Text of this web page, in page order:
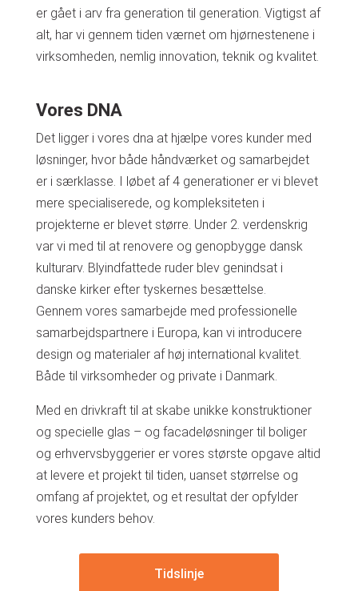
er gået i arv fra generation til generation. Vigtigst af
alt, har vi gennem tiden værnet om hjørnestenene i
virksomheden, nemlig innovation, teknik og kvalitet.
Vores DNA
Det ligger i vores dna at hjælpe vores kunder med
løsninger, hvor både håndværket og samarbejdet
er i særklasse. I løbet af 4 generationer er vi blevet
mere specialiserede, og kompleksiteten i
projekterne er blevet større. Under 2. verdenskrig
var vi med til at renovere og genopbygge dansk
kulturarv. Blyindfattede ruder blev genindsat i
danske kirker efter tyskernes besættelse.
Gennem vores samarbejde med professionelle
samarbejdspartnere i Europa, kan vi introducere
design og materialer af høj international kvalitet.
Både til virksomheder og private i Danmark.
Med en drivkraft til at skabe unikke konstruktioner
og specielle glas – og facadeløsninger til boliger
og erhvervsbyggerier er vores største opgave altid
at levere et projekt til tiden, uanset størrelse og
omfang af projektet, og et resultat der opfylder
vores kunders behov.
Tidslinje